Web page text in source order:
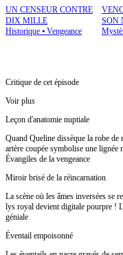
UN CENSEUR CONTRE
DIX MILLE
Historique ⦁ Vengeance
SON
Critique de cet épisode
Voir plus
Leçon d'anatomie nuptiale
Quand Queline dissèque la robe de
artère coupée symbolise une
Évangiles de la vengeance
Miroir brisé de la réincarnation
La scène où les âmes inversées
lys royal devient digitale pourpre !
géniale
Éventail empoisonné